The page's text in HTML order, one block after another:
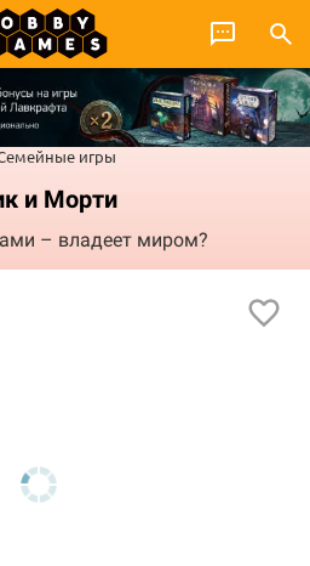
игры
и Морти
– владеет миром?